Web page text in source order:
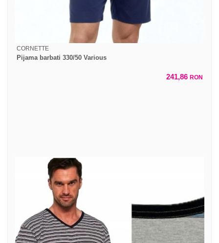
CORNETTE
Pijama barbati 330/50 Various
241,86 RON